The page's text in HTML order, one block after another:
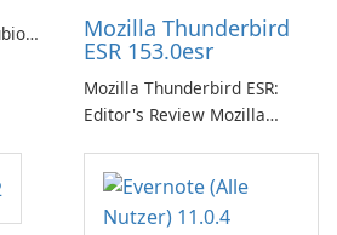
Mozilla Thunderbird
ESR 153.0esr
Mozilla Thunderbird ESR:
Editor's Review Mozilla
Support Release) is the long-
term support channel of the
Thunderbird desktop email